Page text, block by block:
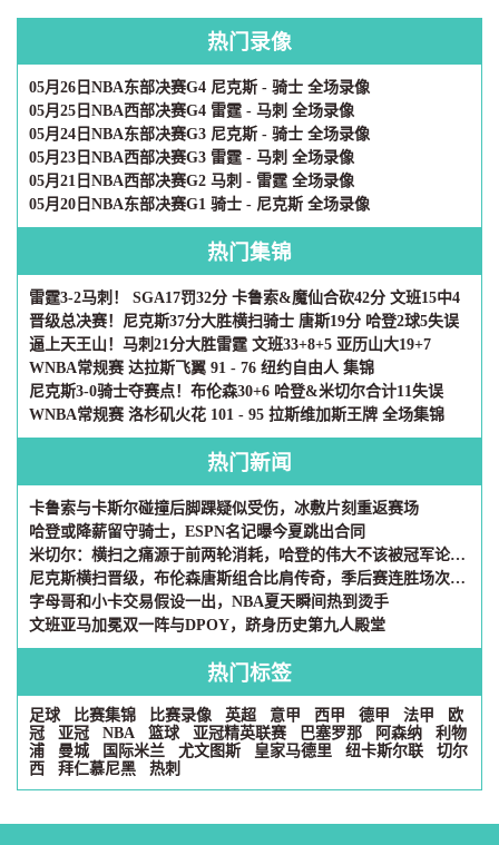
热门录像
05月26日NBA东部决赛G4 尼克斯 - 骑士 全场录像
05月25日NBA西部决赛G4 雷霆 - 马刺 全场录像
05月24日NBA东部决赛G3 尼克斯 - 骑士 全场录像
05月23日NBA西部决赛G3 雷霆 - 马刺 全场录像
05月21日NBA西部决赛G2 马刺 - 雷霆 全场录像
05月20日NBA东部决赛G1 骑士 - 尼克斯 全场录像
热门集锦
雷霆3-2马刺！ SGA17罚32分 卡鲁索&魔仙合砍42分 文班15中4
晋级总决赛！尼克斯37分大胜横扫骑士 唐斯19分 哈登2球5失误
逼上天王山！马刺21分大胜雷霆 文班33+8+5 亚历山大19+7
WNBA常规赛 达拉斯飞翼 91 - 76 纽约自由人 集锦
尼克斯3-0骑士夺赛点！布伦森30+6 哈登&米切尔合计11失误
WNBA常规赛 洛杉矶火花 101 - 95 拉斯维加斯王牌 全场集锦
热门新闻
卡鲁索与卡斯尔碰撞后脚踝疑似受伤，冰敷片刻重返赛场
哈登或降薪留守骑士，ESPN名记曝今夏跳出合同
米切尔：横扫之痛源于前两轮消耗，哈登的伟大不该被冠军论抹杀
尼克斯横扫晋级，布伦森唐斯组合比肩传奇，季后赛连胜场次破十
字母哥和小卡交易假设一出，NBA夏天瞬间热到烫手
文班亚马加冕双一阵与DPOY，跻身历史第九人殿堂
热门标签
足球 比赛集锦 比赛录像 英超 意甲 西甲 德甲 法甲
欧
冠
亚冠 NBA 篮球 亚冠精英联赛 巴塞罗那 阿森纳
利物
浦
曼城 国际米兰 尤文图斯 皇家马德里 纽卡斯尔联
切尔
西
拜仁慕尼黑 热刺